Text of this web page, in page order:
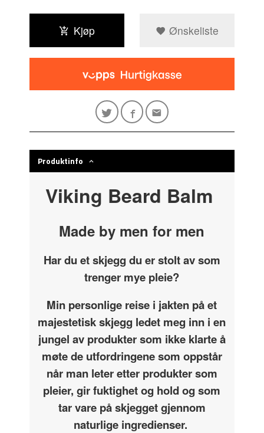
Kjøp Ønskeliste
Produktinfo
Viking Beard Balm
Made by men for men
Har du et skjegg du er stolt av som
trenger mye pleie?
Min personlige reise i jakten på et
majestetisk skjegg ledet meg inn i en
jungel av produkter som ikke klarte å
møte de utfordringene som oppstår
når man leter etter produkter som
pleier, gir fuktighet og hold og som
tar vare på skjegget gjennom
naturlige ingredienser.